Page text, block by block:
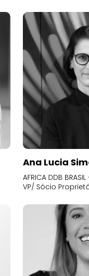
Ana Lucia
AFRICA DDB
VP/ Sócio